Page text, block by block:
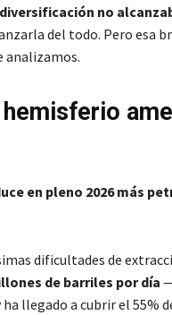
no
del todo. Pero esa
analizamos.
en pleno 2026 más
dificultades de
de barriles por día
llegado a cubrir el 55%